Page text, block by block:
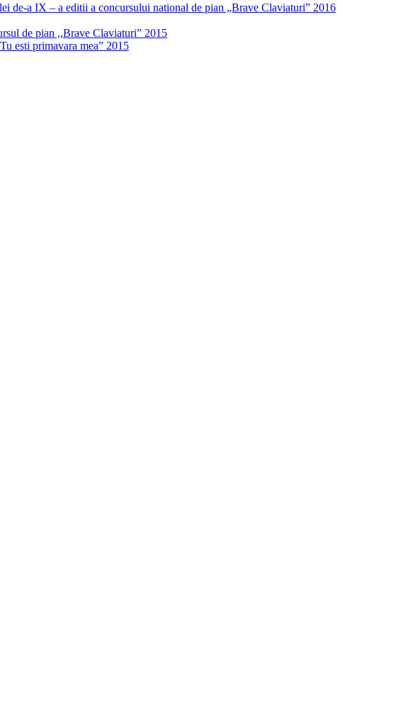
de-a IX – a editii a concursului national de pian „Brave Claviaturi” 2016
de pian ,,Brave Claviaturi” 2015
esti primavara mea” 2015